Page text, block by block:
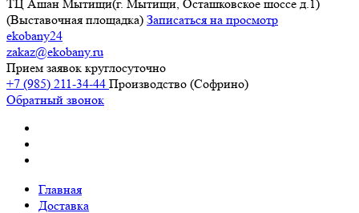
ТЦ Ашан Мытищи(г. Мытищи, Осташковское шоссе д.1)
(Выставочная площадка) Записаться на просмотр
ekobany24
zakaz@ekobany.ru
Прием заявок круглосуточно
+7 (985) 211-34-44 Производство (Софрино)
Обратный звонок
Главная
Доставка